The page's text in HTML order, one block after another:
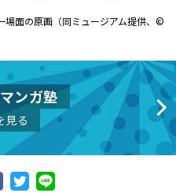
場面の原画（同ミュージアム提供、©
ンガ塾
見る